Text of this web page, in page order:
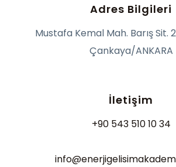
Adres Bilgileri
Mustafa Kemal Mah. Barış Sit.
Çankaya/ANKARA
İletişim
+90 543 510 10 34